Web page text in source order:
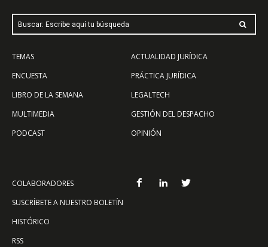
Buscar: Escribe aquí tu búsqueda
TEMAS
ENCUESTA
LIBRO DE LA SEMANA
MULTIMEDIA
PODCAST
ACTUALIDAD JURÍDICA
PRÁCTICA JURÍDICA
LEGALTECH
GESTIÓN DEL DESPACHO
OPINIÓN
COLABORADORES
SUSCRÍBETE A NUESTRO BOLETÍN
HISTÓRICO
RSS